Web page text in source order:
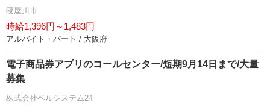
寝屋川市
時給1,396円～1,483円
アルバイト・パート / 大阪府
電子商品券アプリのコールセンター/短期9月14日まで/大量
募集
株式会社ベルシステム24